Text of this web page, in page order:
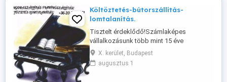
Költöztetés-bútorszállítás-
lomtalanítás.
Tisztelt érdeklődő!Számlaképes
vállalkozásunk több mint 15 éve
foglalkozik lakossági és közületi
költöztetéssel,melyet napi
rendszerességgel
X. kerület, Budapest
augusztus 1